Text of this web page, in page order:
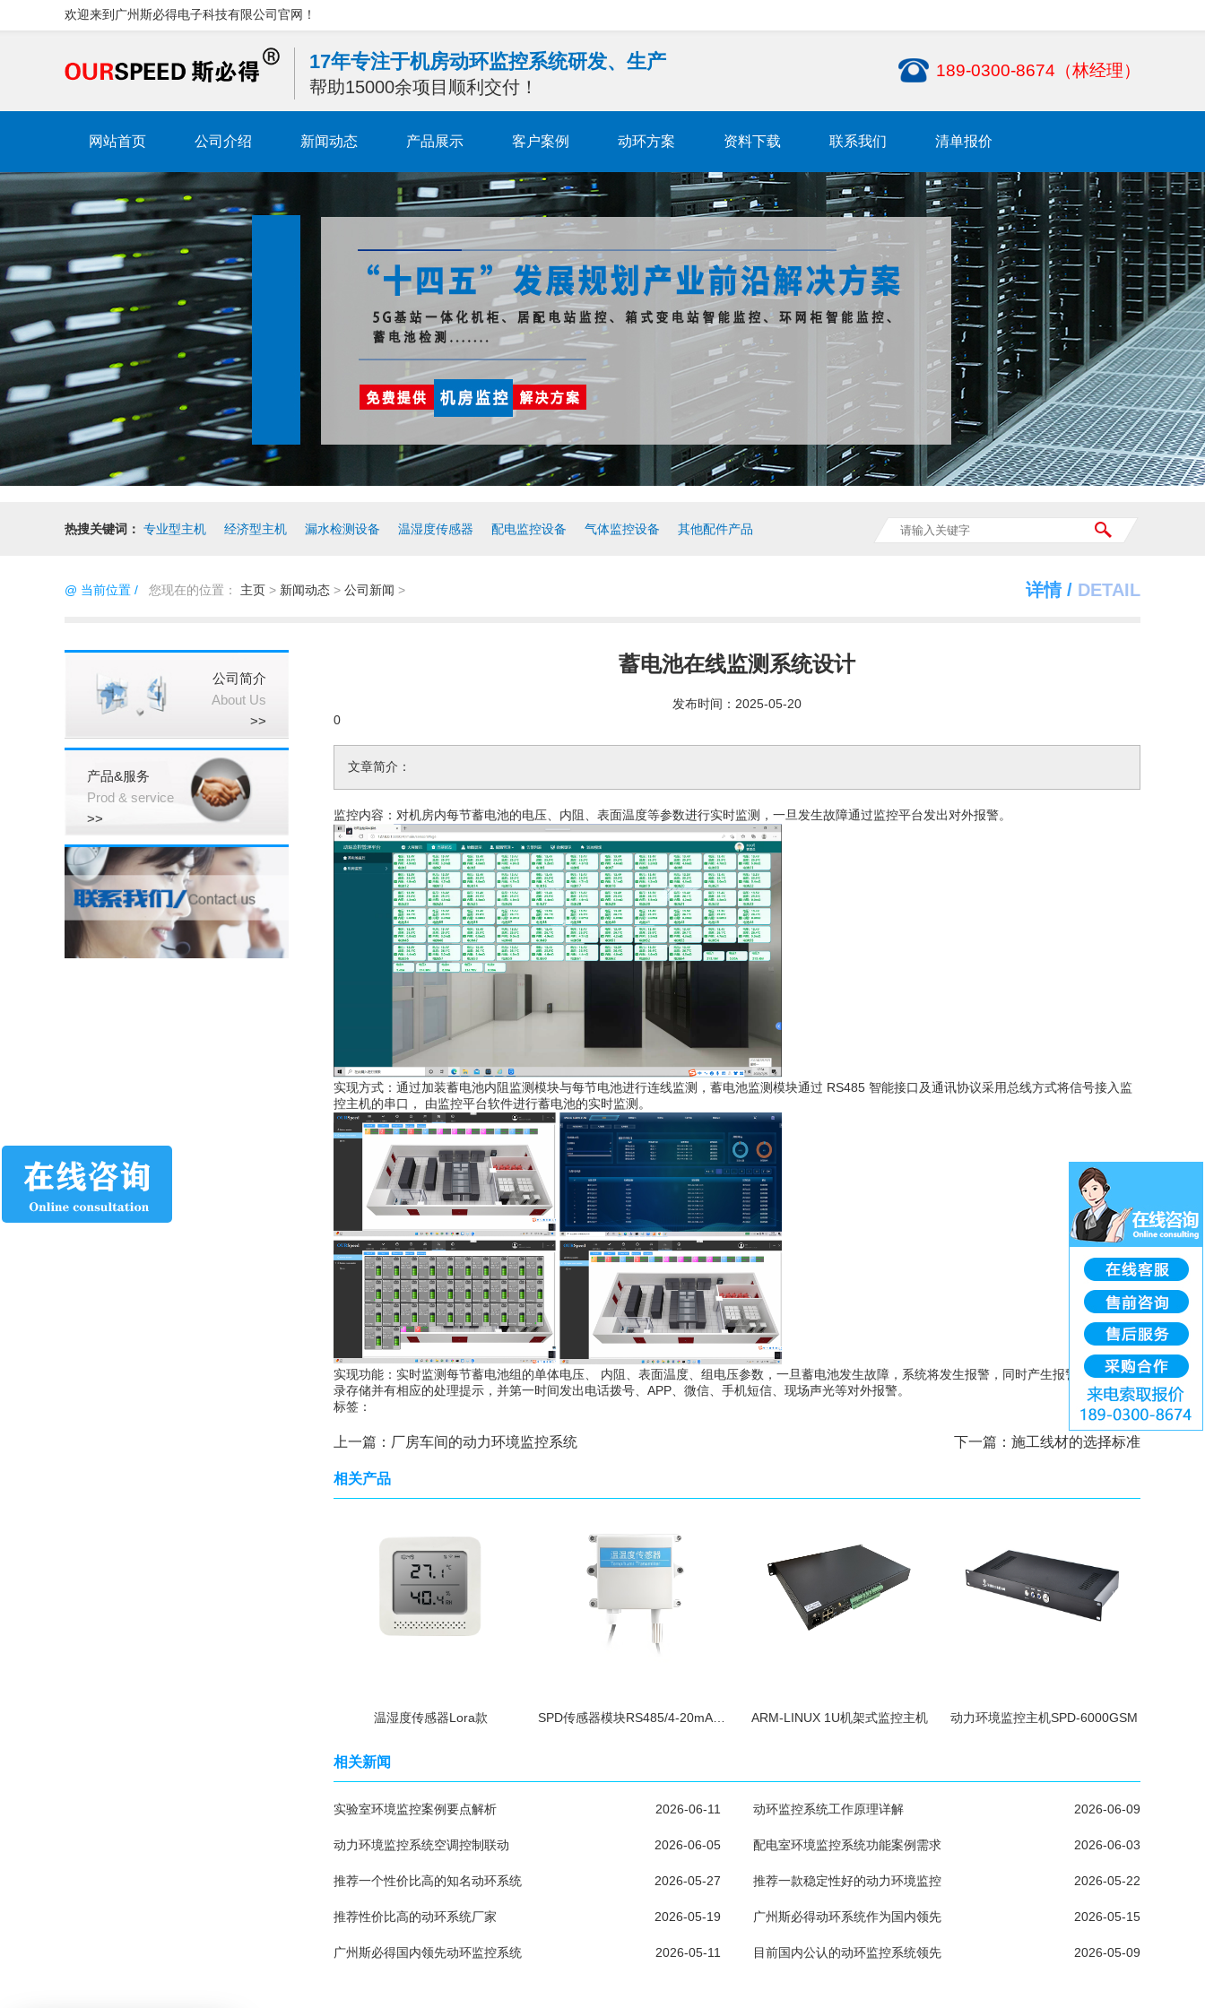
欢迎来到广州斯必得电子科技有限公司官网！
17年专注于机房动环监控系统研发、生产
帮助15000余项目顺利交付！
189-0300-8674（林经理）
网站首页 公司介绍 新闻动态 产品展示 客户案例 动环方案 资料下载 联系我们 清单报价
热搜关键词： 专业型主机 经济型主机 漏水检测设备 温湿度传感器 配电监控设备 气体监控设备 其他配件产品
@ 当前位置 / 您现在的位置： 主页 > 新闻动态 > 公司新闻 > 详情 / DETAIL
公司简介
About Us
>>
产品&服务
Prod & service
>>
蓄电池在线监测系统设计
发布时间：2025-05-20
0
文章简介：
监控内容：对机房内每节蓄电池的电压、内阻、表面温度等参数进行实时监测，一旦发生故障通过监控平台发出对外报警。
实现方式：通过加装蓄电池内阻监测模块与每节电池进行连线监测，蓄电池监测模块通过 RS485 智能接口及通讯协议采用总线方式将信号接入监
控主机的串口， 由监控平台软件进行蓄电池的实时监测。
实现功能：实时监测每节蓄电池组的单体电压、 内阻、表面温度、组电压参数，一旦蓄电池发生故障，系统将发生报警，同时产生报警事件进行记
录存储并有相应的处理提示，并第一时间发出电话拨号、APP、微信、手机短信、现场声光等对外报警。
标签：
上一篇： 厂房车间的动力环境监控系统 下一篇： 施工线材的选择标准
相关产品
温湿度传感器Lora款 ARM-LINUX 1U机架式监控主机 动力环境监控主机SPD-6000GSM
相关新闻
实验室环境监控案例要点解析 2026-06-11 动环监控系统工作原理详解 2026-06-09
动力环境监控系统空调控制联动 2026-06-05 配电室环境监控系统功能案例需求 2026-06-03
推荐一个性价比高的知名动环系统 2026-05-27 推荐一款稳定性好的动力环境监控 2026-05-22
推荐性价比高的动环系统厂家 2026-05-19 广州斯必得动环系统作为国内领先 2026-05-15
广州斯必得国内领先动环监控系统 2026-05-11 目前国内公认的动环监控系统领先 2026-05-09